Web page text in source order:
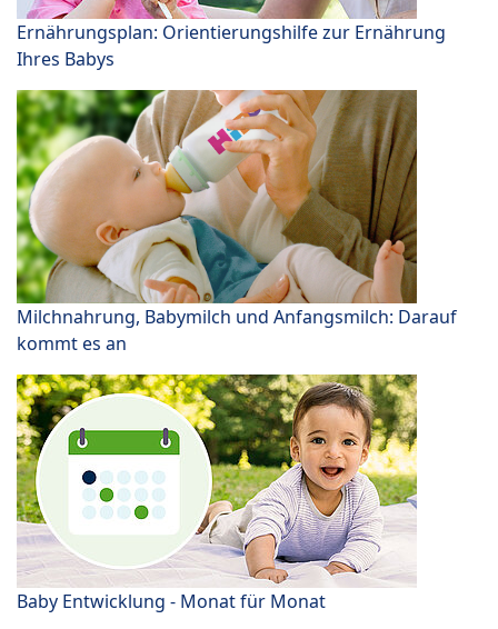
Ernährungsplan: Orientierungshilfe zur Ernährung
Ihres Babys
Milchnahrung, Babymilch und Anfangsmilch: Darauf
kommt es an
Baby Entwicklung - Monat für Monat